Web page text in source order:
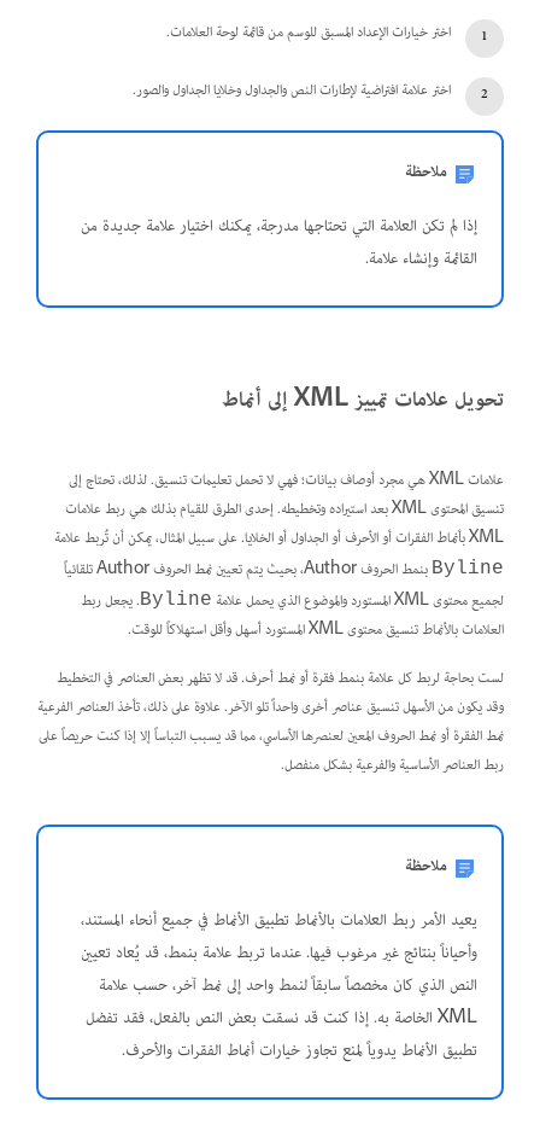
اختر خيارات الإعداد المسبق للوسم من قائمة لوحة العلامات.
اختر علامة افتراضية لإطارات النص والجداول وخلايا الجداول والصور.
ملاحظة
إذا لم تكن العلامة التي تحتاجها مدرجة، يمكنك اختيار علامة جديدة من
القائمة وإنشاء علامة.
تحويل علامات تمييز XML إلى أنماط
علامات XML هي مجرد أوصاف بيانات؛ فهي لا تحمل تعليمات تنسيق. لذلك، تحتاج إلى
تنسيق المحتوى XML بعد استيراده وتخطيطه. إحدى الطرق للقيام بذلك هي ربط علامات
XML بأنماط الفقرات أو الأحرف أو الجداول أو الخلايا. على سبيل المثال، يمكن أن تُربط علامة
Byline
بنمط الحروف Author، بحيث يتم تعيين نمط الحروف Author تلقائياً
لجميع محتوى XML المستورد والموضوع الذي يحمل علامة
Byline. يجعل ربط
العلامات بالأنماط تنسيق محتوى XML المستورد أسهل وأقل استهلاكاً للوقت.
لست بحاجة لربط كل علامة بنمط فقرة أو نمط أحرف. قد لا تظهر بعض العناصر في التخطيط
وقد يكون من الأسهل تنسيق عناصر أخرى واحداً تلو الآخر. علاوة على ذلك، تأخذ العناصر الفرعية
نمط الفقرة أو نمط الحروف المعين لعنصرها الأساسي، مما قد يسبب التباساً إلا إذا كنت حريصاً على
ربط العناصر الأساسية والفرعية بشكل منفصل.
ملاحظة
يعيد الأمر ربط العلامات بالأنماط تطبيق الأنماط في جميع أنحاء المستند،
وأحياناً بنتائج غير مرغوب فيها. عندما تربط علامة بنمط، قد يُعاد تعيين
النص الذي كان مخصصاً سابقاً لنمط واحد إلى نمط آخر، حسب علامة
XML الخاصة به. إذا كنت قد نسقت بعض النص بالفعل، فقد تفضل
تطبيق الأنماط يدوياً لمنع تجاوز خيارات أنماط الفقرات والأحرف.